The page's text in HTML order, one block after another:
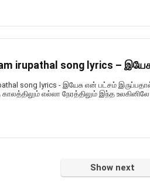
irupathal song lyrics –
song lyrics - இயேசு என் பட்சம்
எல்லா நேரத்திலும் இந்த
Show next